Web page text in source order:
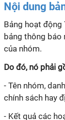
Nội dung
Bảng hoạt động
bảng thông báo
của nhóm.
Do đó, nó phải
- Tên nhóm,
chính sách hay
- Kết quả các